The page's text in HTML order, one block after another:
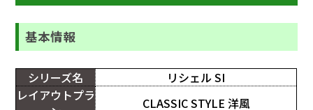
基本情報
シリーズ名
リシェル SI
レイアウトプラ
CLASSIC STYLE 洋風